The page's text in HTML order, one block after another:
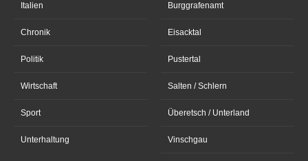
Italien
Chronik
Politik
Wirtschaft
Sport
Unterhaltung
Burggrafenamt
Eisacktal
Pustertal
Salten / Schlern
Überetsch / Unterland
Vinschgau